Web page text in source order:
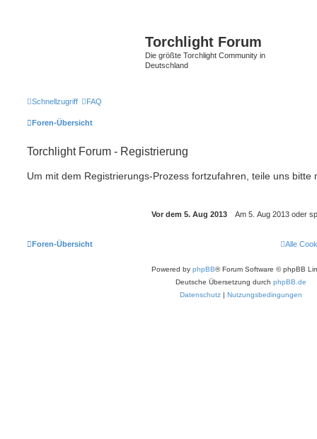
Torchlight Forum
Die größte Torchlight Community in
Deutschland
Schnellzugriff FAQ
Foren-Übersicht
Torchlight Forum - Registrierung
Um mit dem Registrierungs-Prozess fortzufahren, teile uns bitte
Foren-Übersicht Alle
Powered by phpBB® Forum Software © phpBB
Deutsche Übersetzung durch phpBB.de
Datenschutz | Nutzungsbedingungen